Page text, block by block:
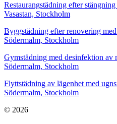
Restaurangstädning efter
Vasastan, Stockholm
Byggstädning efter renovering
Södermalm, Stockholm
Gymstädning med desinfektion av
Södermalm, Stockholm
Flyttstädning av lägenhet med
Södermalm, Stockholm
© 2026